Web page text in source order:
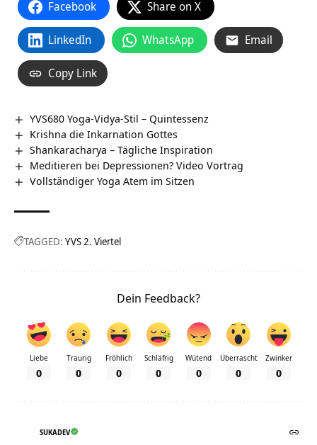
Facebook Share on X
LinkedIn WhatsApp Email
Copy Link
YVS680 Yoga-Vidya-Stil – Quintessenz
Krishna die Inkarnation Gottes
Shankaracharya – Tägliche Inspiration
Meditieren bei Depressionen? Video Vortrag
Vollständiger Yoga Atem im Sitzen
TAGGED: YVS 2. Viertel
Dein Feedback?
Liebe
0
Traurig
0
Fröhlich
0
Schläfrig
0
Wütend
0
Überrascht
0
Zwinker
0
SUKADEV